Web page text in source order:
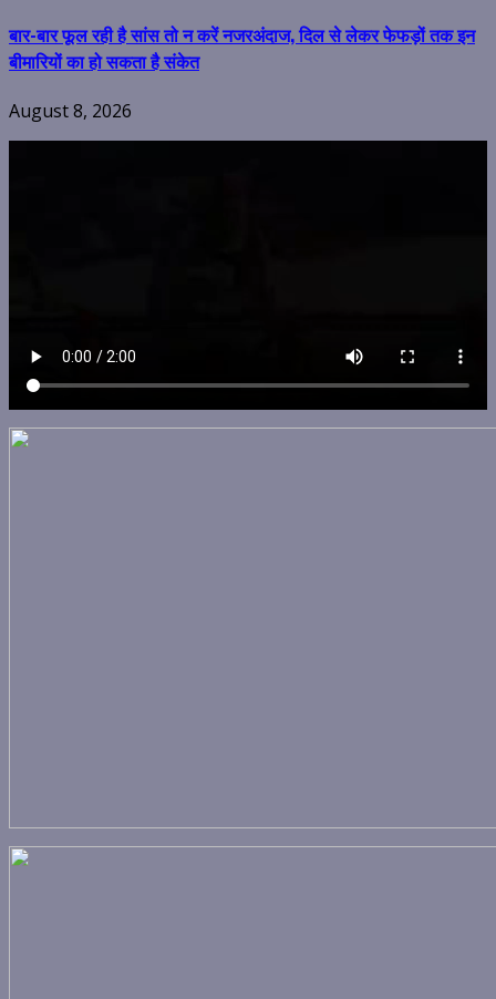
बार-बार फूल रही है सांस तो न करें नजरअंदाज, दिल से लेकर फेफड़ों तक इन
बीमारियों का हो सकता है संकेत
August 8, 2026